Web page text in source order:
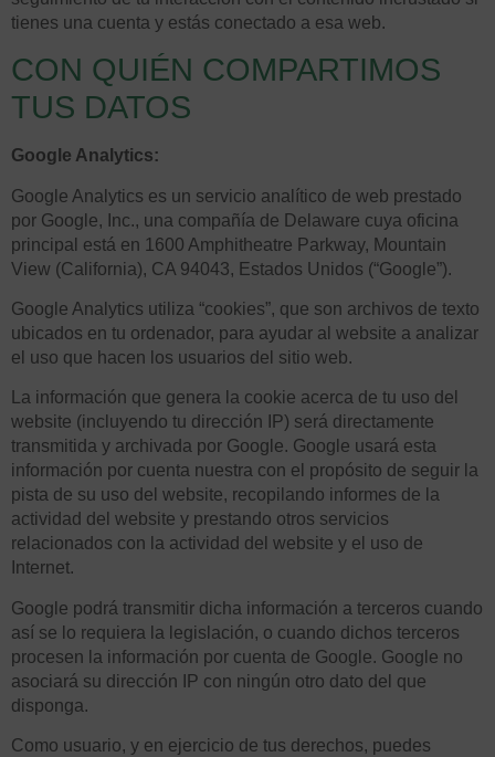
tienes una cuenta y estás conectado a esa web.
CON QUIÉN COMPARTIMOS
TUS DATOS
Google Analytics:
Google Analytics es un servicio analítico de web prestado
por Google, Inc., una compañía de Delaware cuya oficina
principal está en 1600 Amphitheatre Parkway, Mountain
View (California), CA 94043, Estados Unidos (“Google”).
Google Analytics utiliza “cookies”, que son archivos de texto
ubicados en tu ordenador, para ayudar al website a analizar
el uso que hacen los usuarios del sitio web.
La información que genera la cookie acerca de tu uso del
website (incluyendo tu dirección IP) será directamente
transmitida y archivada por Google. Google usará esta
información por cuenta nuestra con el propósito de seguir la
pista de su uso del website, recopilando informes de la
actividad del website y prestando otros servicios
relacionados con la actividad del website y el uso de
Internet.
Google podrá transmitir dicha información a terceros cuando
así se lo requiera la legislación, o cuando dichos terceros
procesen la información por cuenta de Google. Google no
asociará su dirección IP con ningún otro dato del que
disponga.
Como usuario, y en ejercicio de tus derechos, puedes